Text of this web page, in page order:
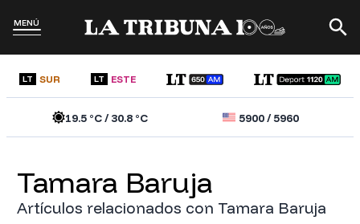
MENÚ
LT SUR LT ESTE
19.5°C /30.8°C 5900/5960
Tamara Baruja
Artículos relacionados con Tamara Baruja